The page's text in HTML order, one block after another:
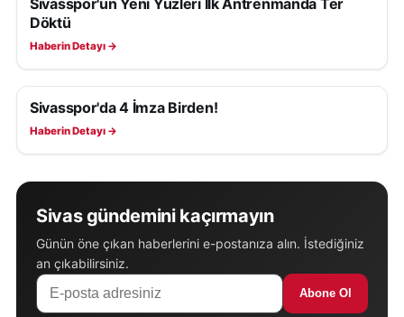
Döktü
Haberin Detayı →
SIVASSPOR HABERLERI
Sivasspor'da 4 İmza Birden!
Haberin Detayı →
Sivas gündemini kaçırmayın
Günün öne çıkan haberlerini e-postanıza alın. İstediğiniz
an çıkabilirsiniz.
Abone Ol